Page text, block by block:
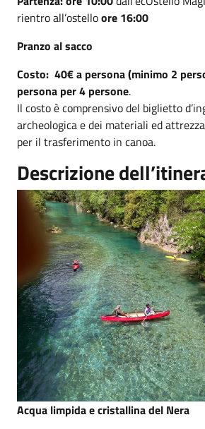
rientro all’ostelloore 16:00
Pranzo al sacco
Costo: 40€ a persona (minimo 2
persona per 4 persone.
Il costo è comprensivo del biglietto
archeologica e dei materiali ed
per il trasferimento in canoa.
Descrizione
Acqua limpida e cristallina del Nera